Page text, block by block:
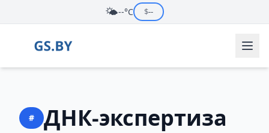
🌤️--°C $--
# ДНК-экспертиза